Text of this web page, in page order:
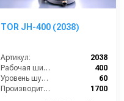
TOR JH-400 (2038)
Артикул:
2038
Рабочая ширина щеток (мм):
400
Уровень шума (дБ):
60
Производительность по площади (м2/ч):
1700